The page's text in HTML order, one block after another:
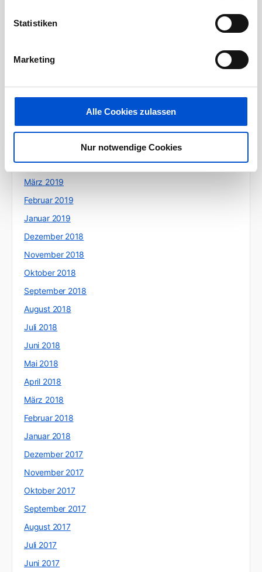
Statistiken
Marketing
Alle Cookies zulassen
Nur notwendige Cookies
Dezember 2019
Oktober 2019
Juni 2019
April 2019
März 2019
Februar 2019
Januar 2019
Dezember 2018
November 2018
Oktober 2018
September 2018
August 2018
Juli 2018
Juni 2018
Mai 2018
April 2018
März 2018
Februar 2018
Januar 2018
Dezember 2017
November 2017
Oktober 2017
September 2017
August 2017
Juli 2017
Juni 2017